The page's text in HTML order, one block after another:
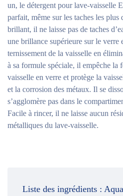
un, le détergent pour lave-vaisselle
parfait, même sur les taches les
brillant, il ne laisse pas de taches
une brillance supérieure sur le
ternissement de la vaisselle en
à sa formule spéciale, il empêche la
vaisselle en verre et protège la
et la corrosion des métaux. Il se
s’agglomère pas dans le
Facile à rincer, il ne laisse aucun
métalliques du lave-vaisselle.
Liste des ingrédients :